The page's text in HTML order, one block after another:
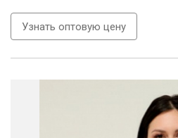
Узнать оптовую цену